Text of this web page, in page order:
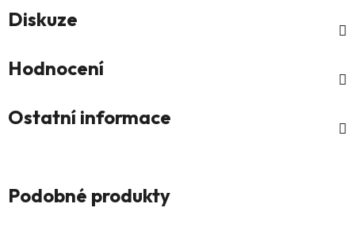
Diskuze
Hodnocení
Ostatní informace
Podobné produkty